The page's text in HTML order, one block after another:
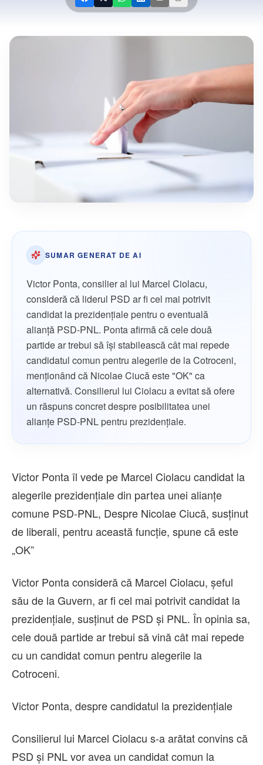
SUMAR GENERAT DE AI
Victor Ponta, consilier al lui Marcel Ciolacu,
consideră că liderul PSD ar fi cel mai potrivit
candidat la prezidențiale pentru o eventuală
alianță PSD-PNL. Ponta afirmă că cele două
partide ar trebui să își stabilească cât mai repede
candidatul comun pentru alegerile de la Cotroceni,
menționând că Nicolae Ciucă este "OK" ca
alternativă. Consilierul lui Ciolacu a evitat să ofere
un răspuns concret despre posibilitatea unei
alianțe PSD-PNL pentru prezidențiale.
Victor Ponta îl vede pe Marcel Ciolacu candidat la
alegerile prezidențiale din partea unei alianțe
comune PSD-PNL, Despre Nicolae Ciucă, susținut
de liberali, pentru această funcție, spune că este
„OK”
Victor Ponta consideră că Marcel Ciolacu, șeful
său de la Guvern, ar fi cel mai potrivit candidat la
prezidențiale, susținut de PSD și PNL. În opinia sa,
cele două partide ar trebui să vină cât mai repede
cu un candidat comun pentru alegerile la
Cotroceni.
Victor Ponta, despre candidatul la prezidențiale
Consilierul lui Marcel Ciolacu s-a arătat convins că
PSD și PNL vor avea un candidat comun la